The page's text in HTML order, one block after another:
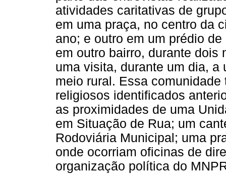
atividades caritativas de
em uma praça, no centro da
ano; e outro em um prédio
em outro bairro, durante dois
uma visita, durante um dia, a
meio rural. Essa
religiosos identificados
as proximidades de uma
em Situação de Rua; um
Rodoviária Municipal; uma
onde ocorriam oficinas de
organização política do